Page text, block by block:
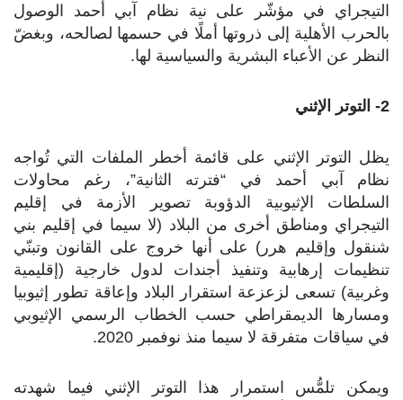
التيجراي في مؤشّر على نية نظام آبي أحمد الوصول
بالحرب الأهلية إلى ذروتها أملًا في حسمها لصالحه، وبغضّ
النظر عن الأعباء البشرية والسياسية لها.
2- التوتر الإثني
يظل التوتر الإثني على قائمة أخطر الملفات التي تُواجه
نظام آبي أحمد في “فترته الثانية”، رغم محاولات
السلطات الإثيوبية الدؤوبة تصوير الأزمة في إقليم
التيجراي ومناطق أخرى من البلاد (لا سيما في إقليم بني
شنقول وإقليم هرر) على أنها خروج على القانون وتبنّي
تنظيمات إرهابية وتنفيذ أجندات لدول خارجية (إقليمية
وغربية) تسعى لزعزعة استقرار البلاد وإعاقة تطور إثيوبيا
ومسارها الديمقراطي حسب الخطاب الرسمي الإثيوبي
في سياقات متفرقة لا سيما منذ نوفمبر 2020.
ويمكن تلمُّس استمرار هذا التوتر الإثني فيما شهدته